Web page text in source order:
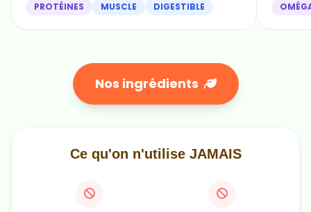
PROTÉINES MUSCLE DIGESTIBLE
Nos ingrédients
Ce qu'on n'utilise JAMAIS